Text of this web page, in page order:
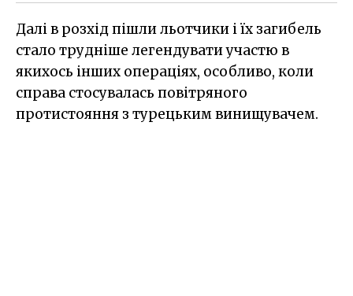
Далі в розхід пішли льотчики і їх загибель
стало трудніше легендувати участю в
якихось інших операціях, особливо, коли
справа стосувалась повітряного
протистояння з турецьким винищувачем.